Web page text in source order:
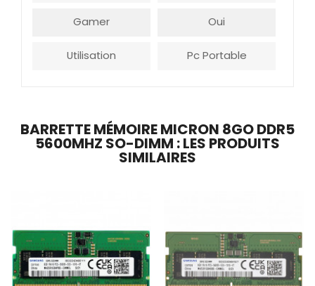
Gamer Oui
Utilisation Pc Portable
BARRETTE MÉMOIRE MICRON 8GO DDR5
5600MHZ SO-DIMM : LES PRODUITS
SIMILAIRES